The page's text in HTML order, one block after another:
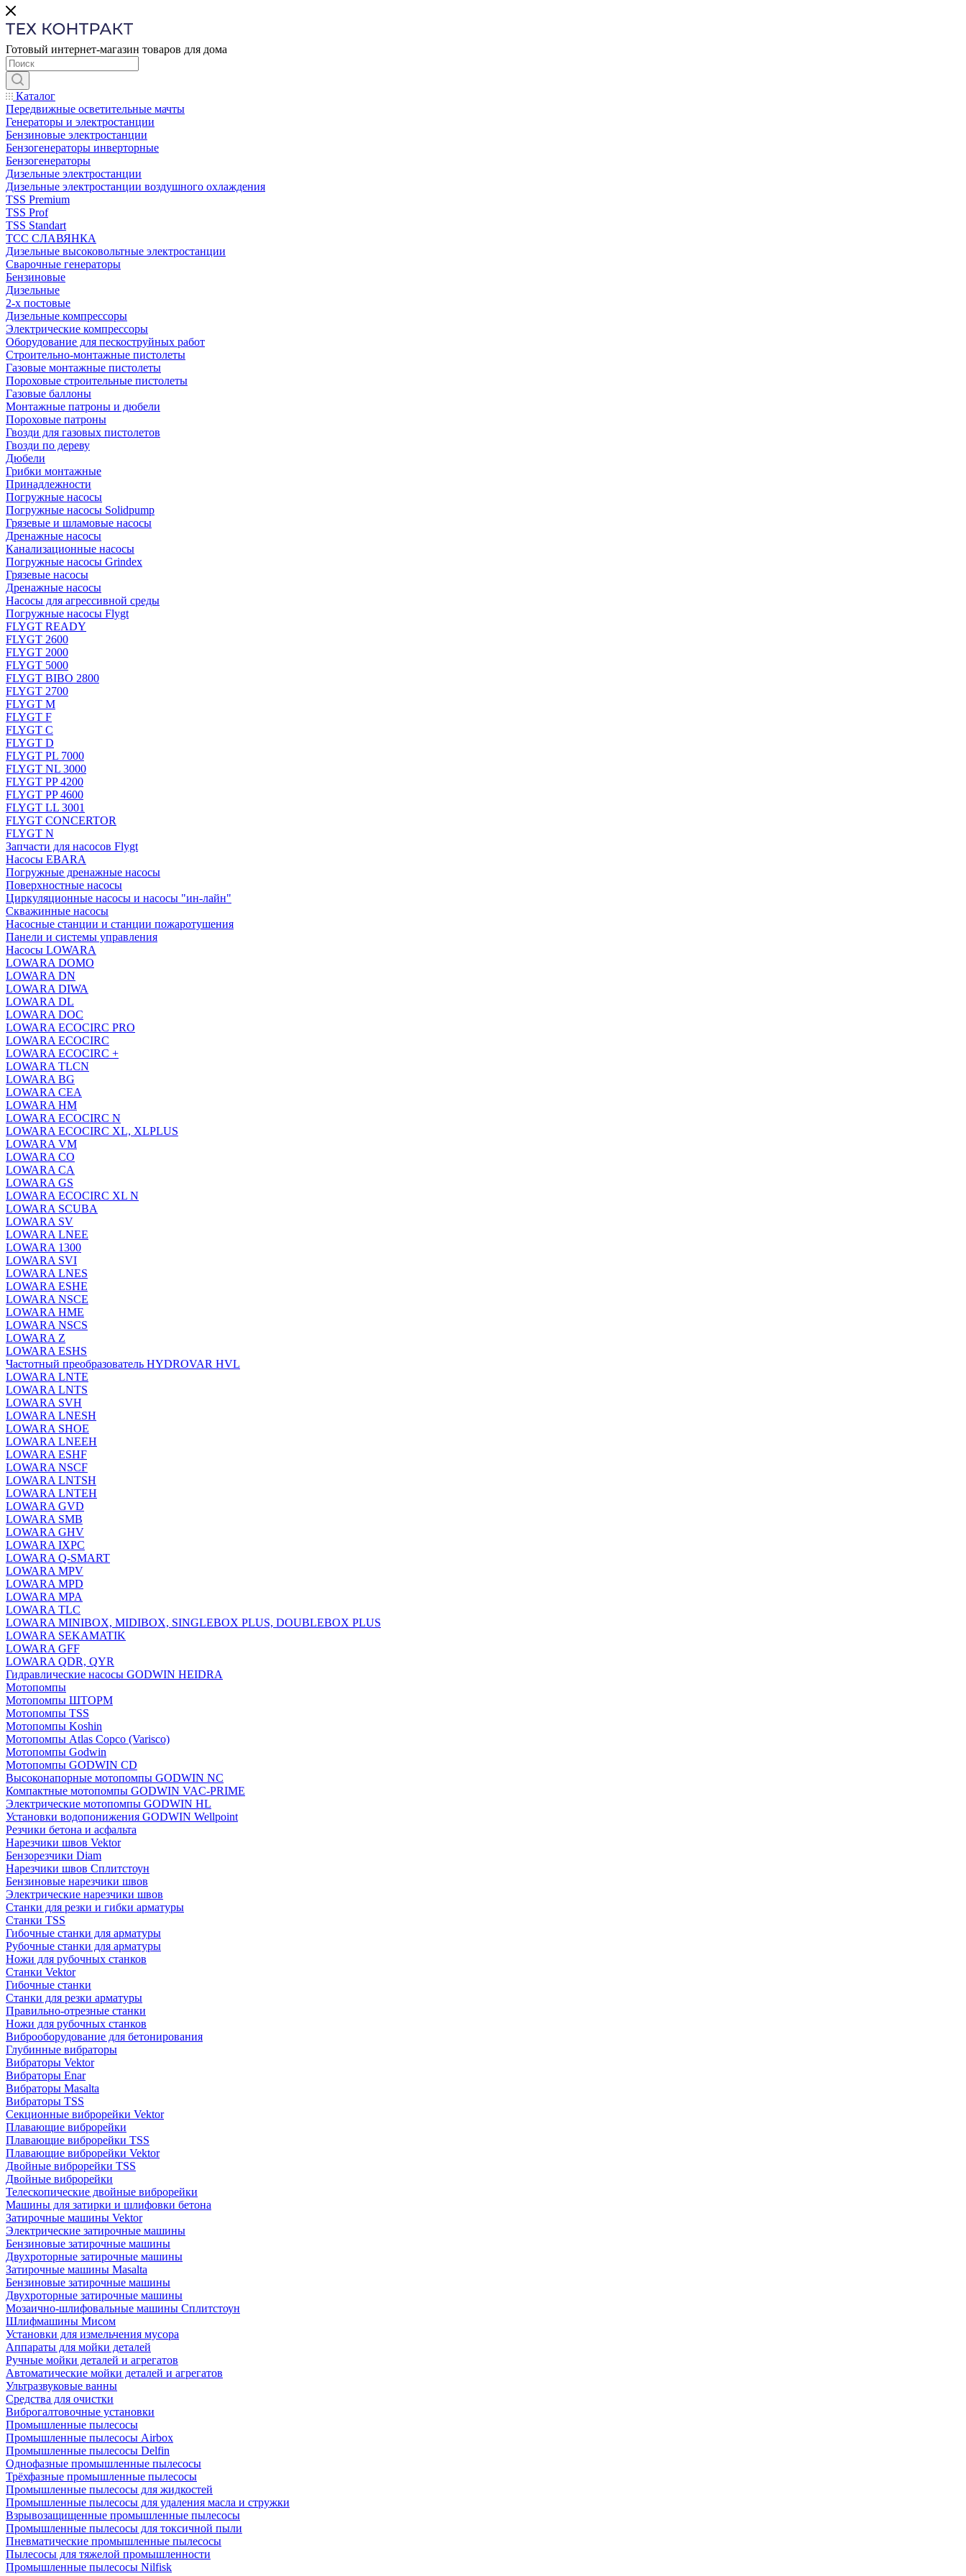
Готовый интернет-магазин товаров для дома
Каталог
Передвижные осветительные мачты
Генераторы и электростанции
Бензиновые электростанции
Бензогенераторы инверторные
Бензогенераторы
Дизельные электростанции
Дизельные электростанции воздушного охлаждения
TSS Premium
TSS Prof
TSS Standart
ТСС СЛАВЯНКА
Дизельные высоковольтные электростанции
Сварочные генераторы
Бензиновые
Дизельные
2-х постовые
Дизельные компрессоры
Электрические компрессоры
Оборудование для пескоструйных работ
Строительно-монтажные пистолеты
Газовые монтажные пистолеты
Пороховые строительные пистолеты
Газовые баллоны
Монтажные патроны и дюбели
Пороховые патроны
Гвозди для газовых пистолетов
Гвозди по дереву
Дюбели
Грибки монтажные
Принадлежности
Погружные насосы
Погружные насосы Solidpump
Грязевые и шламовые насосы
Дренажные насосы
Канализационные насосы
Погружные насосы Grindex
Грязевые насосы
Дренажные насосы
Насосы для агрессивной среды
Погружные насосы Flygt
FLYGT READY
FLYGT 2600
FLYGT 2000
FLYGT 5000
FLYGT BIBO 2800
FLYGT 2700
FLYGT M
FLYGT F
FLYGT C
FLYGT D
FLYGT PL 7000
FLYGT NL 3000
FLYGT PP 4200
FLYGT PP 4600
FLYGT LL 3001
FLYGT CONCERTOR
FLYGT N
Запчасти для насосов Flygt
Насосы EBARA
Погружные дренажные насосы
Поверхностные насосы
Циркуляционные насосы и насосы "ин-лайн"
Скважинные насосы
Насосные станции и станции пожаротушения
Панели и системы управления
Насосы LOWARA
LOWARA DOMO
LOWARA DN
LOWARA DIWA
LOWARA DL
LOWARA DOC
LOWARA ECOCIRC PRO
LOWARA ECOCIRC
LOWARA ECOCIRC +
LOWARA TLCN
LOWARA BG
LOWARA CEA
LOWARA HM
LOWARA ECOCIRC N
LOWARA ECOCIRC XL, XLPLUS
LOWARA VM
LOWARA CO
LOWARA CA
LOWARA GS
LOWARA ECOCIRC XL N
LOWARA SCUBA
LOWARA SV
LOWARA LNEE
LOWARA 1300
LOWARA SVI
LOWARA LNES
LOWARA ESHE
LOWARA NSCE
LOWARA HME
LOWARA NSCS
LOWARA Z
LOWARA ESHS
Частотный преобразователь HYDROVAR HVL
LOWARA LNTE
LOWARA LNTS
LOWARA SVH
LOWARA LNESH
LOWARA SHOE
LOWARA LNEEH
LOWARA ESHF
LOWARA NSCF
LOWARA LNTSH
LOWARA LNTEH
LOWARA GVD
LOWARA SMB
LOWARA GHV
LOWARA IXPС
LOWARA Q-SMART
LOWARA MPV
LOWARA MPD
LOWARA MPA
LOWARA TLC
LOWARA MINIBOX, MIDIBOX, SINGLEBOX PLUS, DOUBLEBOX PLUS
LOWARA SEKAMATIK
LOWARA GFF
LOWARA QDR, QYR
Гидравлические насосы GODWIN HEIDRA
Мотопомпы
Мотопомпы ШТОРМ
Мотопомпы TSS
Мотопомпы Koshin
Мотопомпы Atlas Copco (Varisco)
Мотопомпы Godwin
Мотопомпы GODWIN CD
Высоконапорные мотопомпы GODWIN NC
Компактные мотопомпы GODWIN VAC-PRIME
Электрические мотопомпы GODWIN HL
Установки водопонижения GODWIN Wellpoint
Резчики бетона и асфальта
Нарезчики швов Vektor
Бензорезчики Diam
Нарезчики швов Сплитстоун
Бензиновые нарезчики швов
Электрические нарезчики швов
Станки для резки и гибки арматуры
Станки TSS
Гибочные станки для арматуры
Рубочные станки для арматуры
Ножи для рубочных станков
Станки Vektor
Гибочные станки
Станки для резки арматуры
Правильно-отрезные станки
Ножи для рубочных станков
Виброоборудование для бетонирования
Глубинные вибраторы
Вибраторы Vektor
Вибраторы Enar
Вибраторы Masalta
Вибраторы TSS
Секционные виброрейки Vektor
Плавающие виброрейки
Плавающие виброрейки TSS
Плавающие виброрейки Vektor
Двойные виброрейки TSS
Двойные виброрейки
Телескопические двойные виброрейки
Машины для затирки и шлифовки бетона
Затирочные машины Vektor
Электрические затирочные машины
Бензиновые затирочные машины
Двухроторные затирочные машины
Затирочные машины Masalta
Бензиновые затирочные машины
Двухроторные затирочные машины
Мозаично-шлифовальные машины Сплитстоун
Шлифмашины Мисом
Установки для измельчения мусора
Аппараты для мойки деталей
Ручные мойки деталей и агрегатов
Автоматические мойки деталей и агрегатов
Ультразвуковые ванны
Средства для очистки
Виброгалтовочные установки
Промышленные пылесосы
Промышленные пылесосы Airbox
Промышленные пылесосы Delfin
Однофазные промышленные пылесосы
Трёхфазные промышленные пылесосы
Промышленные пылесосы для жидкостей
Промышленные пылесосы для удаления масла и стружки
Взрывозащищенные промышленные пылесосы
Промышленные пылесосы для токсичной пыли
Пневматические промышленные пылесосы
Пылесосы для тяжелой промышленности
Промышленные пылесосы Nilfisk